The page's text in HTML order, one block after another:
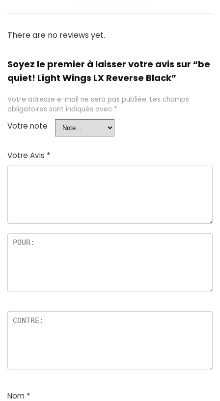
There are no reviews yet.
Soyez le premier à laisser votre avis sur “be
quiet! Light Wings LX Reverse Black”
Votre adresse e-mail ne sera pas publiée. Les champs
obligatoires sont indiqués avec *
Votre note
Votre Avis *
Nom *